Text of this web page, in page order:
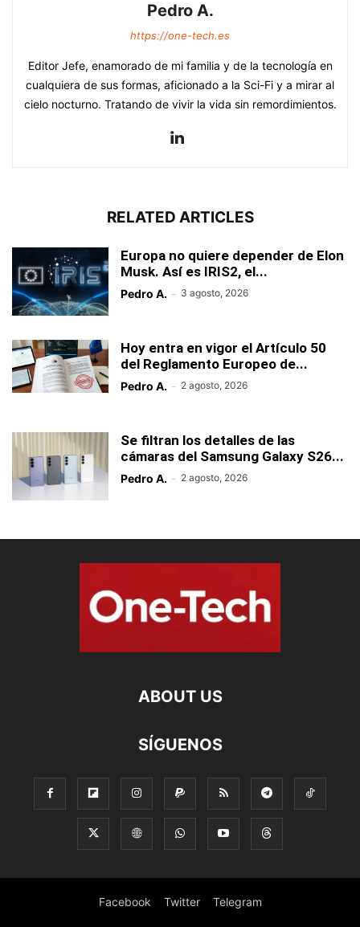
Pedro A.
https://one-tech.es
Editor Jefe, enamorado de mi familia y de la tecnología en
cualquiera de sus formas, aficionado a la Sci-Fi y a mirar al
cielo nocturno. Tratando de vivir la vida sin remordimientos.
RELATED ARTICLES
Europa no quiere depender de Elon
Musk. Así es IRIS2, el...
Pedro A. - 3 agosto, 2026
Hoy entra en vigor el Artículo 50
del Reglamento Europeo de...
Pedro A. - 2 agosto, 2026
Se filtran los detalles de las
cámaras del Samsung Galaxy S26...
Pedro A. - 2 agosto, 2026
ABOUT US
SÍGUENOS
Facebook Twitter Telegram